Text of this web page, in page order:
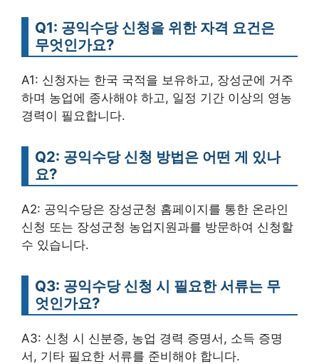
Q1: 공익수당 신청을 위한 자격 요건은
무엇인가요?
A1: 신청자는 한국 국적을 보유하고, 장성군에 거주
하며 농업에 종사해야 하고, 일정 기간 이상의 영농
경력이 필요합니다.
Q2: 공익수당 신청 방법은 어떤 게 있나
요?
A2: 공익수당은 장성군청 홈페이지를 통한 온라인
신청 또는 장성군청 농업지원과를 방문하여 신청할
수 있습니다.
Q3: 공익수당 신청 시 필요한 서류는 무
엇인가요?
A3: 신청 시 신분증, 농업 경력 증명서, 소득 증명
서, 기타 필요한 서류를 준비해야 합니다.